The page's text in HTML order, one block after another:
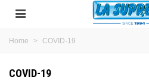
Home > COVID-19
COVID-19